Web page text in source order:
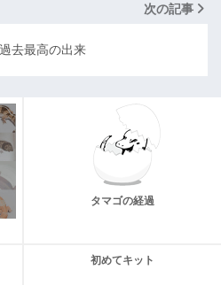
次の記事
去最高の出来
タマゴの経過
初めてキット